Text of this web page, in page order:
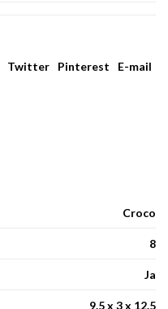
Twitter Pinterest E-mail
Croco
8
Ja
9.5 x 3 x 12.5